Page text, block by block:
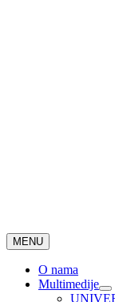
MENU
O nama
Multimedije